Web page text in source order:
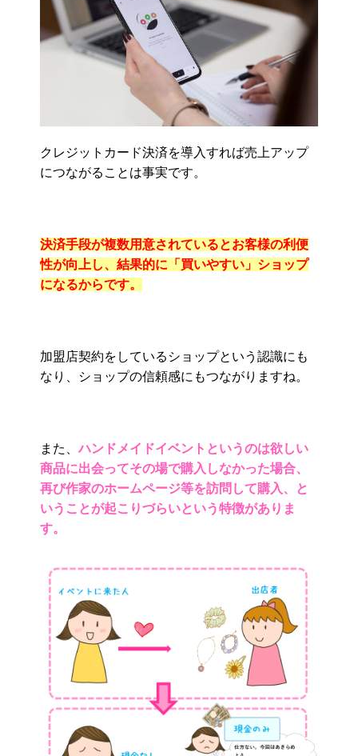
クレジットカード決済を導入すれば売上アップ
につながることは事実です。
決済手段が複数用意されているとお客様の利便
性が向上し、結果的に「買いやすい」ショップ
になるからです。
加盟店契約をしているショップという認識にも
なり、ショップの信頼感にもつながりますね。
また、ハンドメイドイベントというのは欲しい
商品に出会ってその場で購入しなかった場合、
再び作家のホームページ等を訪問して購入、と
いうことが起こりづらいという特徴がありま
す。